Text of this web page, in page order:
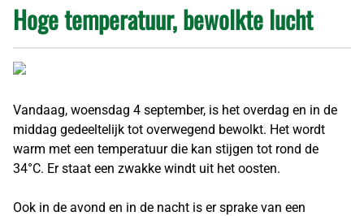
Hoge temperatuur, bewolkte lucht
Vandaag, woensdag 4 september, is het overdag en in de
middag gedeeltelijk tot overwegend bewolkt. Het wordt
warm met een temperatuur die kan stijgen tot rond de
34°C. Er staat een zwakke windt uit het oosten.
Ook in de avond en in de nacht is er sprake van een